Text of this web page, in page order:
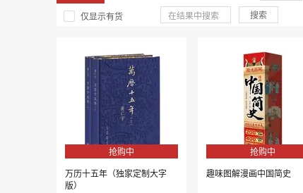
仅显示有货
搜索
抢购中
万历十五年（独家定制大字
版）
抢购中
趣味图解漫画中国简史